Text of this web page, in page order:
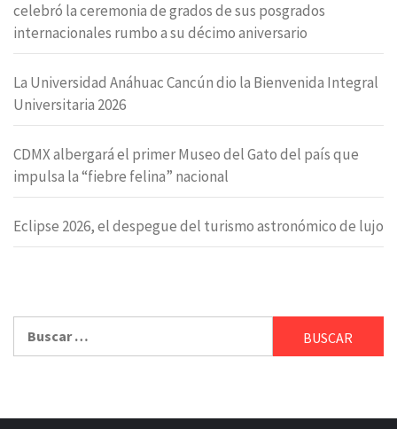
celebró la ceremonia de grados de sus posgrados
internacionales rumbo a su décimo aniversario
La Universidad Anáhuac Cancún dio la Bienvenida Integral
Universitaria 2026
CDMX albergará el primer Museo del Gato del país que
impulsa la “fiebre felina” nacional
Eclipse 2026, el despegue del turismo astronómico de lujo